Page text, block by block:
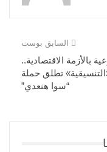
السابق بوست
بالأزمة الاقتصادية..
تطلق حملة
“سوا هنعدي”